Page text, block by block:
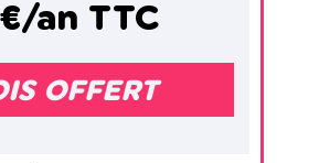
an TTC
OFFERT